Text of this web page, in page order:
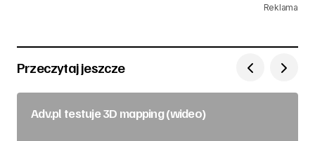
Reklama
Przeczytaj jeszcze
Adv.pl testuje 3D mapping (wideo)